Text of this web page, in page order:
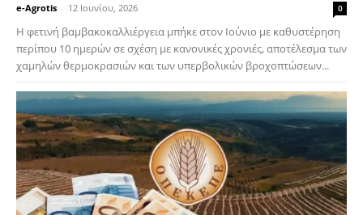
e-Agrotis - 12 Ιουνίου, 2026 0
Η φετινή βαμβακοκαλλιέργεια μπήκε στον Ιούνιο με καθυστέρηση
περίπου 10 ημερών σε σχέση με κανονικές χρονιές, αποτέλεσμα των
χαμηλών θερμοκρασιών και των υπερβολικών βροχοπτώσεων...